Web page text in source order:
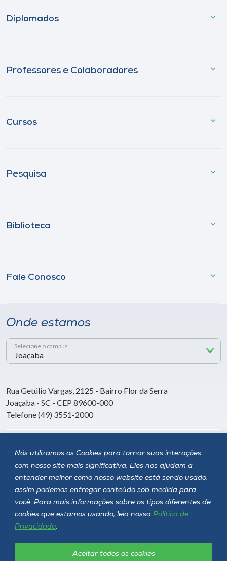
Nós utilizamos os Cookies para tornar suas interações
com nosso site mais significativa. Eles nos ajudam a
entender melhor como nosso website está sendo usado,
assim podemos entregar conteúdo sob medida para
você. Para mais informações sobre os tipos diferentes de
cookies que estamos usando, leia nossa Política de
Privacidade.
Aceitar todos os cookies
Diplomados
Professores e Colaboradores
Cursos
Pesquisa
Biblioteca
Fale Conosco
Onde estamos
Selecione o campus
Rua Getúlio Vargas, 2125 - Bairro Flor da Serra
Joaçaba - SC - CEP 89600-000
Telefone (49) 3551-2000
Siga a Unoesc